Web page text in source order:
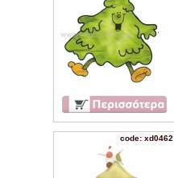
code: xd0462